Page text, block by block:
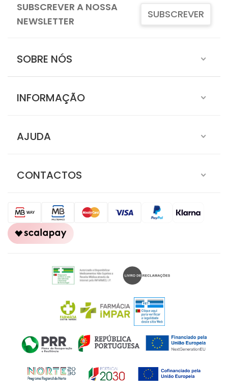
SUBSCREVER A NOSSA
NEWSLETTER
SUBSCREVER
SOBRE NÓS
INFORMAÇÃO
AJUDA
CONTACTOS